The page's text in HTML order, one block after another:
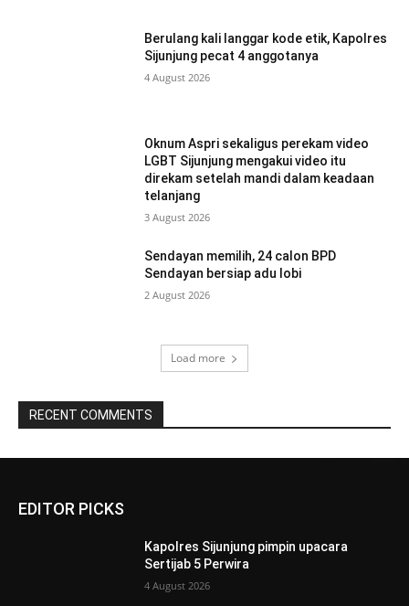
Berulang kali langgar kode etik, Kapolres
Sijunjung pecat 4 anggotanya
4 August 2026
Oknum Aspri sekaligus perekam video
LGBT Sijunjung mengakui video itu
direkam setelah mandi dalam keadaan
telanjang
3 August 2026
Sendayan memilih, 24 calon BPD
Sendayan bersiap adu lobi
2 August 2026
Load more
RECENT COMMENTS
EDITOR PICKS
Kapolres Sijunjung pimpin upacara
Sertijab 5 Perwira
4 August 2026